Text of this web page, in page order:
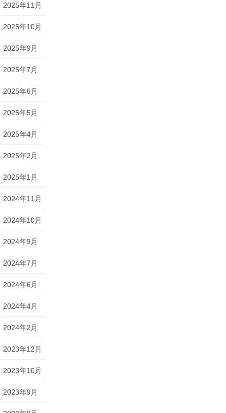
2025年11月
2025年10月
2025年9月
2025年7月
2025年6月
2025年5月
2025年4月
2025年2月
2025年1月
2024年11月
2024年10月
2024年9月
2024年7月
2024年6月
2024年4月
2024年2月
2023年12月
2023年10月
2023年9月